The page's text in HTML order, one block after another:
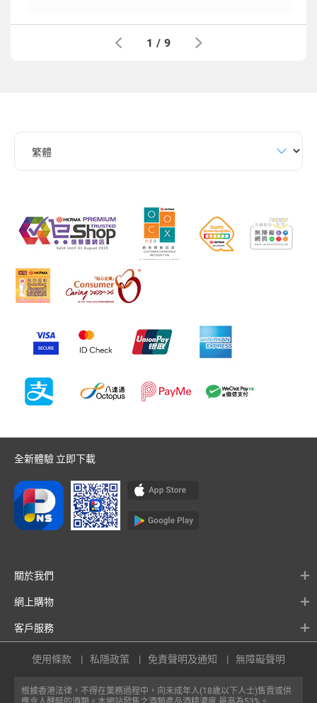
1 / 9
全新體驗 立即下載
關於我們
網上購物
客戶服務
根據香港法律，不得在業務過程中，向未成年人(18歲以下人士)售賣或供
使用條款 私隱政策 免責聲明及通知 無障礙聲明